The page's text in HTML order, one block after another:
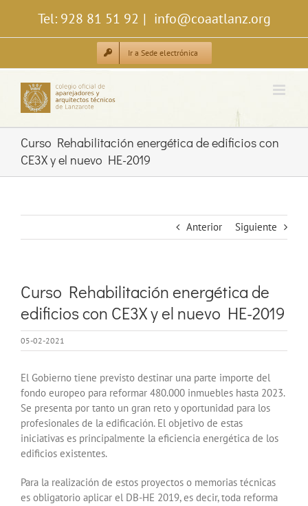
contenido
Tel: 928 81 51 92 | info@coaatlanz.org
Ir a Sede electrónica
Curso Rehabilitación energética de edificios con
CE3X y el nuevo HE-2019
Anterior Siguiente
Curso Rehabilitación energética de
edificios con CE3X y el nuevo HE-2019
05-02-2021
El Gobierno tiene previsto destinar una parte importe del
fondo europeo para reformar 480.000 inmuebles hasta 2023.
Se presenta por tanto un gran reto y oportunidad para los
profesionales de la edificación. El objetivo de estas
iniciativas es principalmente la eficiencia energética de los
edificios existentes.
Para la realización de estos proyectos o memorias técnicas
es obligatorio aplicar el DB-HE 2019, es decir, toda reforma